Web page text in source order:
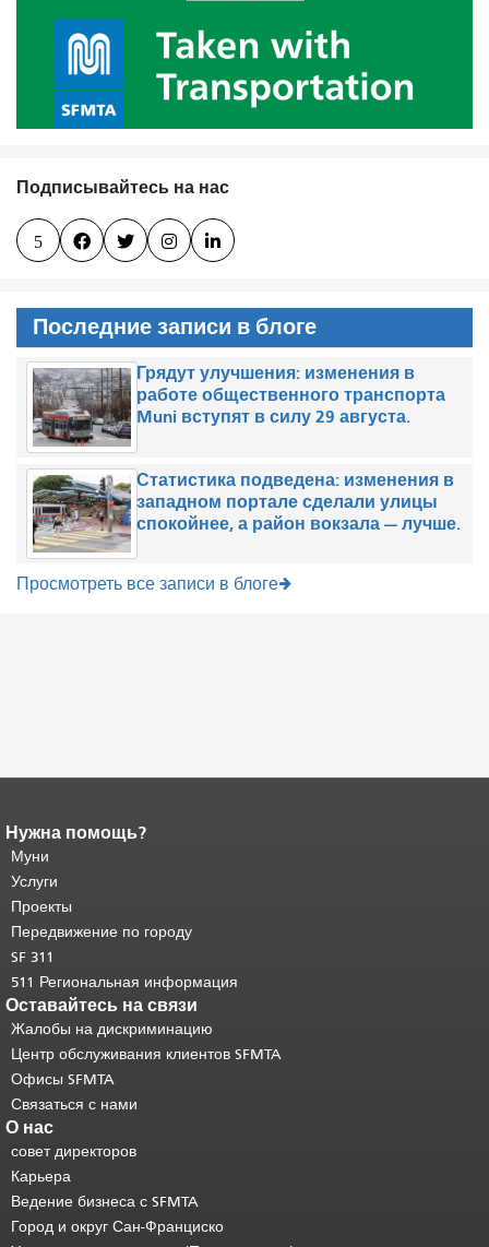
Подписывайтесь на нас
5    
Последние записи в блоге
Грядут улучшения: изменения в
работе общественного транспорта
Muni вступят в силу 29 августа.
Статистика подведена: изменения в
западном портале сделали улицы
спокойнее, а район вокзала — лучше.
Просмотреть все записи в блоге
Конец содержимого
страницы.
страницы повторяется на каждой
странице.
основного содержимого .
Нужна помощь?
Муни
Услуги
Проекты
Передвижение по городу
SF 311
511 Региональная информация
Оставайтесь на связи
Жалобы на дискриминацию
Центр обслуживания клиентов SFMTA
Офисы SFMTA
Связаться с нами
О нас
совет директоров
Карьера
Ведение бизнеса с SFMTA
Город и округ Сан-Франциско